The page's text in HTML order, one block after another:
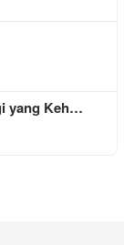
yang Keh…